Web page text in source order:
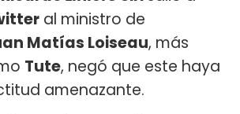
al ministro de
Matías Loiseau, más
Tute, negó que este haya
amenazante.